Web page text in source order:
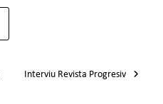
Interviu Revista Progresiv